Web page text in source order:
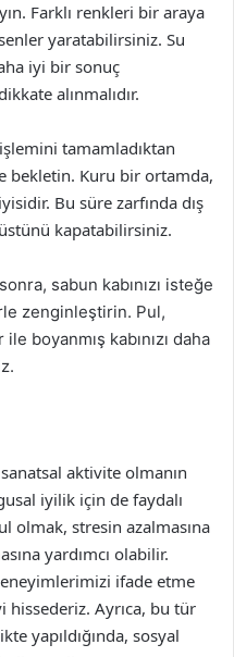
Farklı renkleri bir araya
yaratabilirsiniz. Su
iyi bir sonuç
alınmalıdır.
tamamladıktan
bekletin. Kuru bir ortamda,
Bu süre zarfında dış
kapatabilirsiniz.
sabun kabınızı isteğe
zenginleştirin. Pul,
boyanmış kabınızı daha
aktivite olmanın
iyilik için de faydalı
olmak, stresin azalmasına
yardımcı olabilir.
ifade etme
hissederiz. Ayrıca, bu tür
yapıldığında, sosyal